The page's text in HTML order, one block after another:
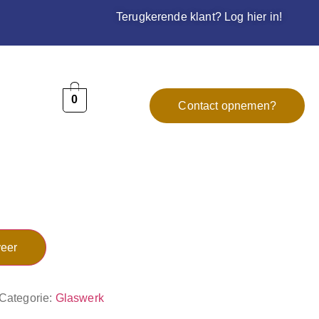
Terugkerende klant? Log hier in!
0
Contact opnemen?
Categorie: Glaswerk